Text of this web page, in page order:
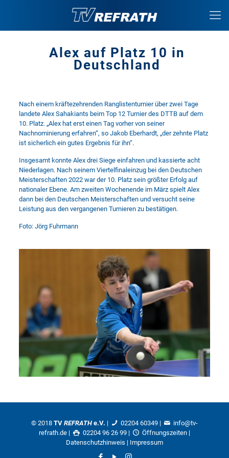
Alex auf Platz 10 in
Deutschland
Nach einem kräftezehrenden Ranglistenturnier über zwei Tage
landete Alex Sahakiants beim Top 12 Turnier des DTTB auf dem
10. Platz. „Alex hat erst einen Tag vorher von seiner
Nachnominierung erfahren“, so Jakob Eberhardt, „der zehnte Platz
ist sicherlich ein gutes Ergebnis für ihn“.
Insgesamt konnte Alex drei Siege einfahren und kassierte acht
Niederlagen. Nach seinem Viertelfinaleinzug bei den Deutschen
Meisterschaften 2022 war der 10. Platz sein größter Erfolg auf
nationaler Ebene. Am zweiten Wochenende im März spielt Alex
dann bei den Deutschen Meisterschaften und versucht seine
Leistung aus den vergangenen Turnieren zu bestätigen.
Foto: Jörg Fuhrmann
© 2018 TV REFRATHe.V. | 02204 60349 |
info@tv-
refrath.de | 02204 96 26 99 | Öffnungszeiten|
Datenschutzhinweis | Impressum